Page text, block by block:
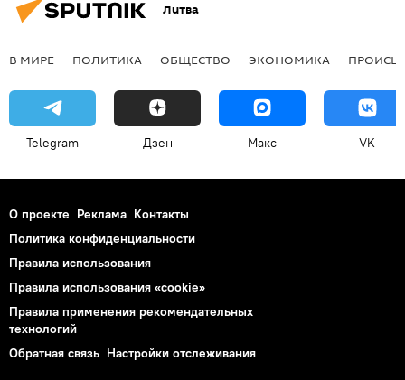
Литва
В МИРЕ ПОЛИТИКА ОБЩЕСТВО ЭКОНОМИКА
Telegram Дзен Макс VK
О проекте Реклама Контакты
Политика конфиденциальности
Правила использования
Правила использования «cookie»
Правила применения рекомендательных
технологий
Обратная связь Настройки отслеживания